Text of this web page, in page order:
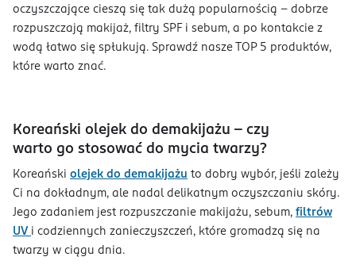
oczyszczające cieszą się tak dużą popularnością - dobrze
rozpuszczają makijaż, filtry SPF i sebum, a po kontakcie z
wodą łatwo się spłukują. Sprawdź nasze TOP 5 produktów,
które warto znać.
Koreański olejek do demakijażu – czy
warto go stosować do mycia twarzy?
Koreański olejek do demakijażu to dobry wybór, jeśli zależy
Ci na dokładnym, ale nadal delikatnym oczyszczaniu skóry.
Jego zadaniem jest rozpuszczanie makijażu, sebum, filtrów
UV i codziennych zanieczyszczeń, które gromadzą się na
twarzy w ciągu dnia.